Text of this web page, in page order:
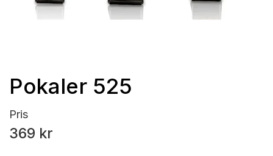
Pokaler 525
Pris
369 kr